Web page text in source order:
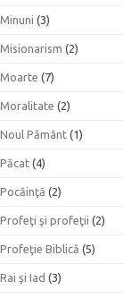
Minuni (3)
Misionarism (2)
Moarte (7)
Moralitate (2)
Noul Pământ (1)
Păcat (4)
Pocăinţă (2)
Profeţi şi profeţii (2)
Profeţie Biblică (5)
Rai şi Iad (3)